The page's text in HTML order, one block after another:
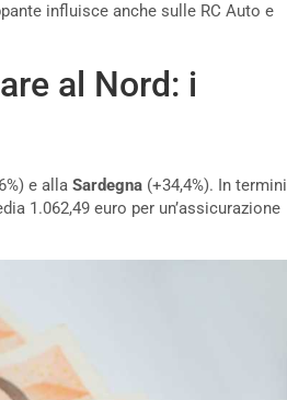
influisce anche sulle RC Auto e
al Nord: i
e alla Sardegna (+34,4%). In termini
1.062,49 euro per un’assicurazione